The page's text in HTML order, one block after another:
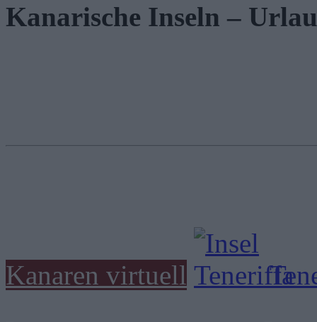
Kanarische Inseln –
Kanaren virtuell